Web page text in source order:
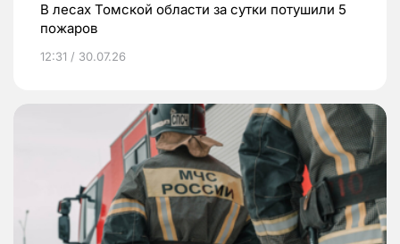
В лесах Томской области за сутки потушили 5
пожаров
12:31 / 30.07.26